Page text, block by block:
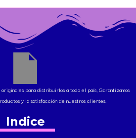
para distribuirlos a todo el país, Garantizamos
y la satisfacción de nuestros clientes.
Indice